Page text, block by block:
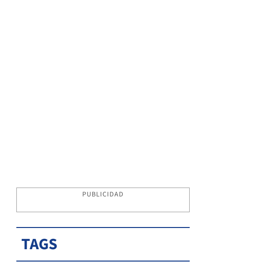
PUBLICIDAD
TAGS